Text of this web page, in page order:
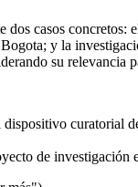
dos casos
y la
su
dispositivo curatorial
de investigación